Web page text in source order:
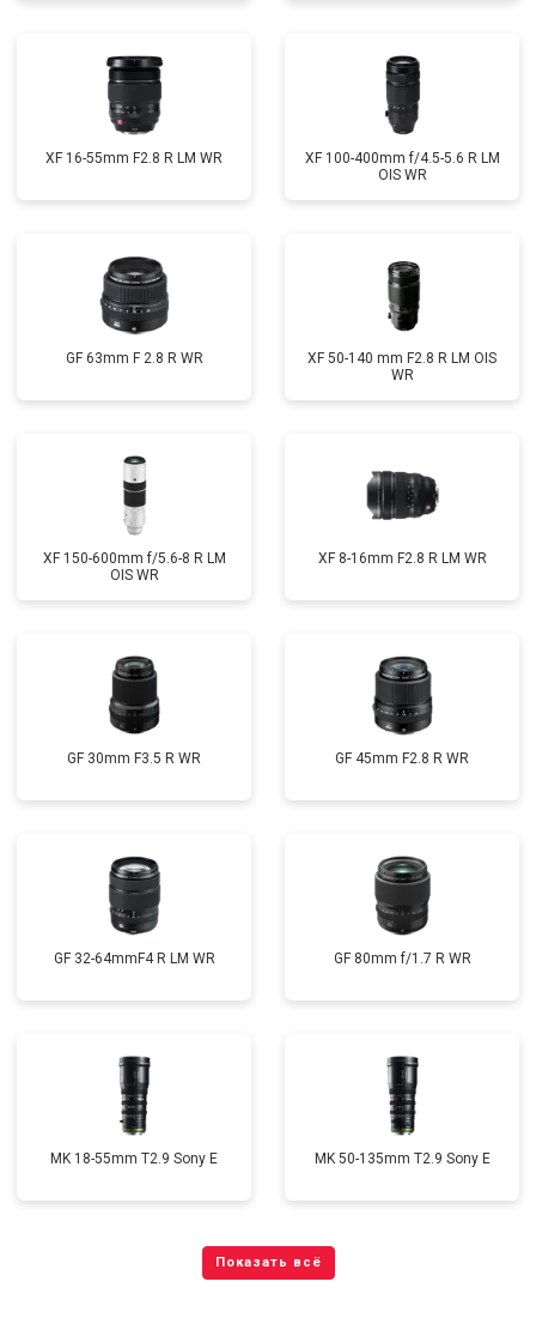
XF 16-55mm F2.8 R LM WR
XF 100-400mm f/4.5-5.6 R LM
OIS WR
GF 63mm F 2.8 R WR
XF 50-140 mm F2.8 R LM OIS
WR
XF 150-600mm f/5.6-8 R LM
OIS WR
XF 8-16mm F2.8 R LM WR
GF 30mm F3.5 R WR GF 45mm F2.8 R WR
GF 32-64mmF4 R LM WR GF 80mm f/1.7 R WR
MK 18-55mm T2.9 Sony E MK 50-135mm T2.9 Sony E